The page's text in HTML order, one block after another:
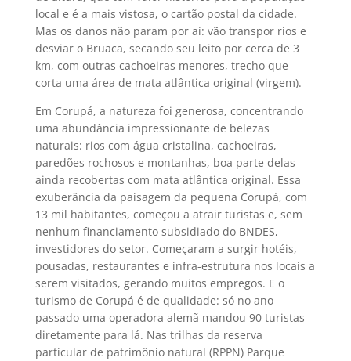
local e é a mais vistosa, o cartão postal da cidade.
Mas os danos não param por aí: vão transpor rios e
desviar o Bruaca, secando seu leito por cerca de 3
km, com outras cachoeiras menores, trecho que
corta uma área de mata atlântica original (virgem).
Em Corupá, a natureza foi generosa, concentrando
uma abundância impressionante de belezas
naturais: rios com água cristalina, cachoeiras,
paredões rochosos e montanhas, boa parte delas
ainda recobertas com mata atlântica original. Essa
exuberância da paisagem da pequena Corupá, com
13 mil habitantes, começou a atrair turistas e, sem
nenhum financiamento subsidiado do BNDES,
investidores do setor. Começaram a surgir hotéis,
pousadas, restaurantes e infra-estrutura nos locais a
serem visitados, gerando muitos empregos. E o
turismo de Corupá é de qualidade: só no ano
passado uma operadora alemã mandou 90 turistas
diretamente para lá. Nas trilhas da reserva
particular de patrimônio natural (RPPN) Parque